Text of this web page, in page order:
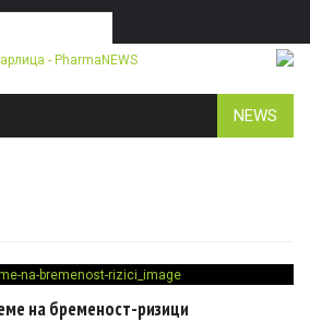
NEWS
на бременост-ризици